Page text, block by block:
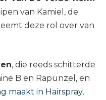
van Kamiel, de
deze rol over van
, die reeds schitterde
B en Rapunzel, en
maakt in Hairspray,